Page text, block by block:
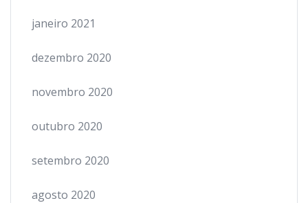
janeiro 2021
dezembro 2020
novembro 2020
outubro 2020
setembro 2020
agosto 2020